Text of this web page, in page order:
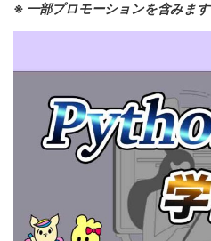
※ 一部プロモーションを含みます